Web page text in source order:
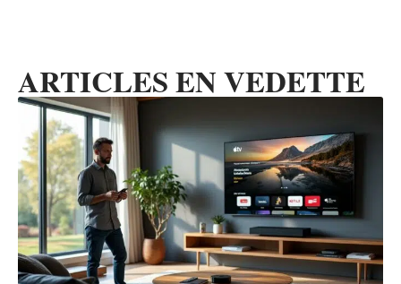
ARTICLES EN VEDETTE